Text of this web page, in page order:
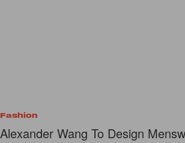
Fashion
Alexander Wang To Design